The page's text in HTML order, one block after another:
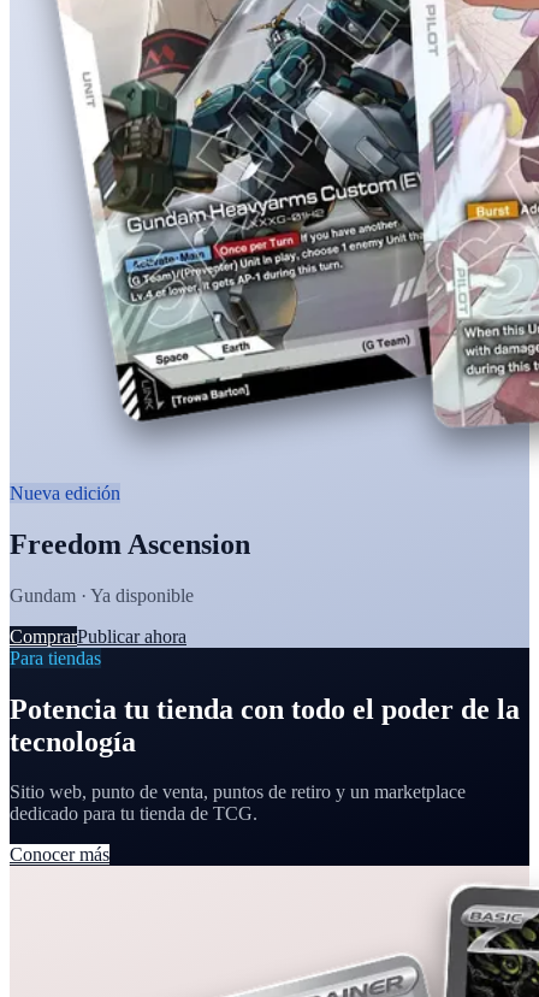
Nueva edición
Freedom Ascension
Gundam · Ya disponible
ComprarPublicar ahora
Para tiendas
Potencia tu tienda con todo el poder de la
tecnología
Sitio web, punto de venta, puntos de retiro y un marketplace
dedicado para tu tienda de TCG.
Conocer más